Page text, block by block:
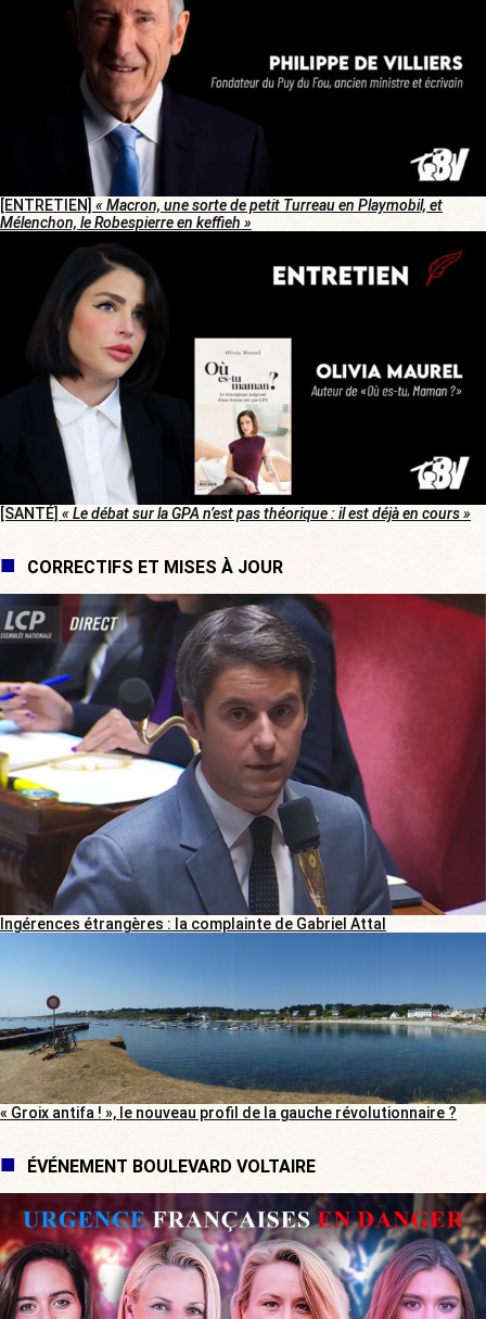
[ENTRETIEN] « Macron, une sorte de petit Turreau en Playmobil, et
Mélenchon, le Robespierre en keffieh »
[SANTÉ] « Le débat sur la GPA n’est pas théorique : il est déjà en cours »
CORRECTIFS ET MISES À JOUR
Ingérences étrangères : la complainte de Gabriel Attal
« Groix antifa ! », le nouveau profil de la gauche révolutionnaire ?
ÉVÉNEMENT BOULEVARD VOLTAIRE